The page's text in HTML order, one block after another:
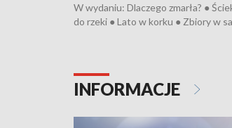
W wydaniu: Dlaczego zmarła? ●
do rzeki ● Lato w korku ● Zbiory w
INFORMACJE